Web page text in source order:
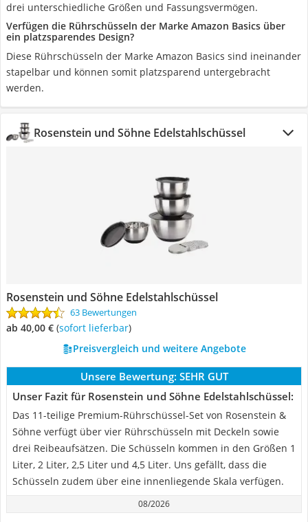
drei unterschiedliche Größen und Fassungsvermögen.
Verfügen die Rührschüsseln der Marke Amazon Basics über
ein platzsparendes Design?
Diese Rührschüsseln der Marke Amazon Basics sind ineinander
stapelbar und können somit platzsparend untergebracht
werden.
Rosenstein und Söhne Edelstahlschüssel
Rosenstein und Söhne Edelstahlschüssel
63 Bewertungen
ab 40,00 € ( Sofort lieferbar)
Preisvergleich und weitere Angebote
Unsere Bewertung: SEHR GUT
Unser Fazit für Rosenstein und Söhne Edelstahlschüssel:
Das 11-teilige Premium-Rührschüssel-Set von Rosenstein &
Söhne verfügt über vier Rührschüsseln mit Deckeln sowie
drei Reibeaufsätzen. Die Schüsseln kommen in den Größen 1
Liter, 2 Liter, 2,5 Liter und 4,5 Liter. Uns gefällt, dass die
Schüsseln zudem über eine innenliegende Skala verfügen.
08/2026